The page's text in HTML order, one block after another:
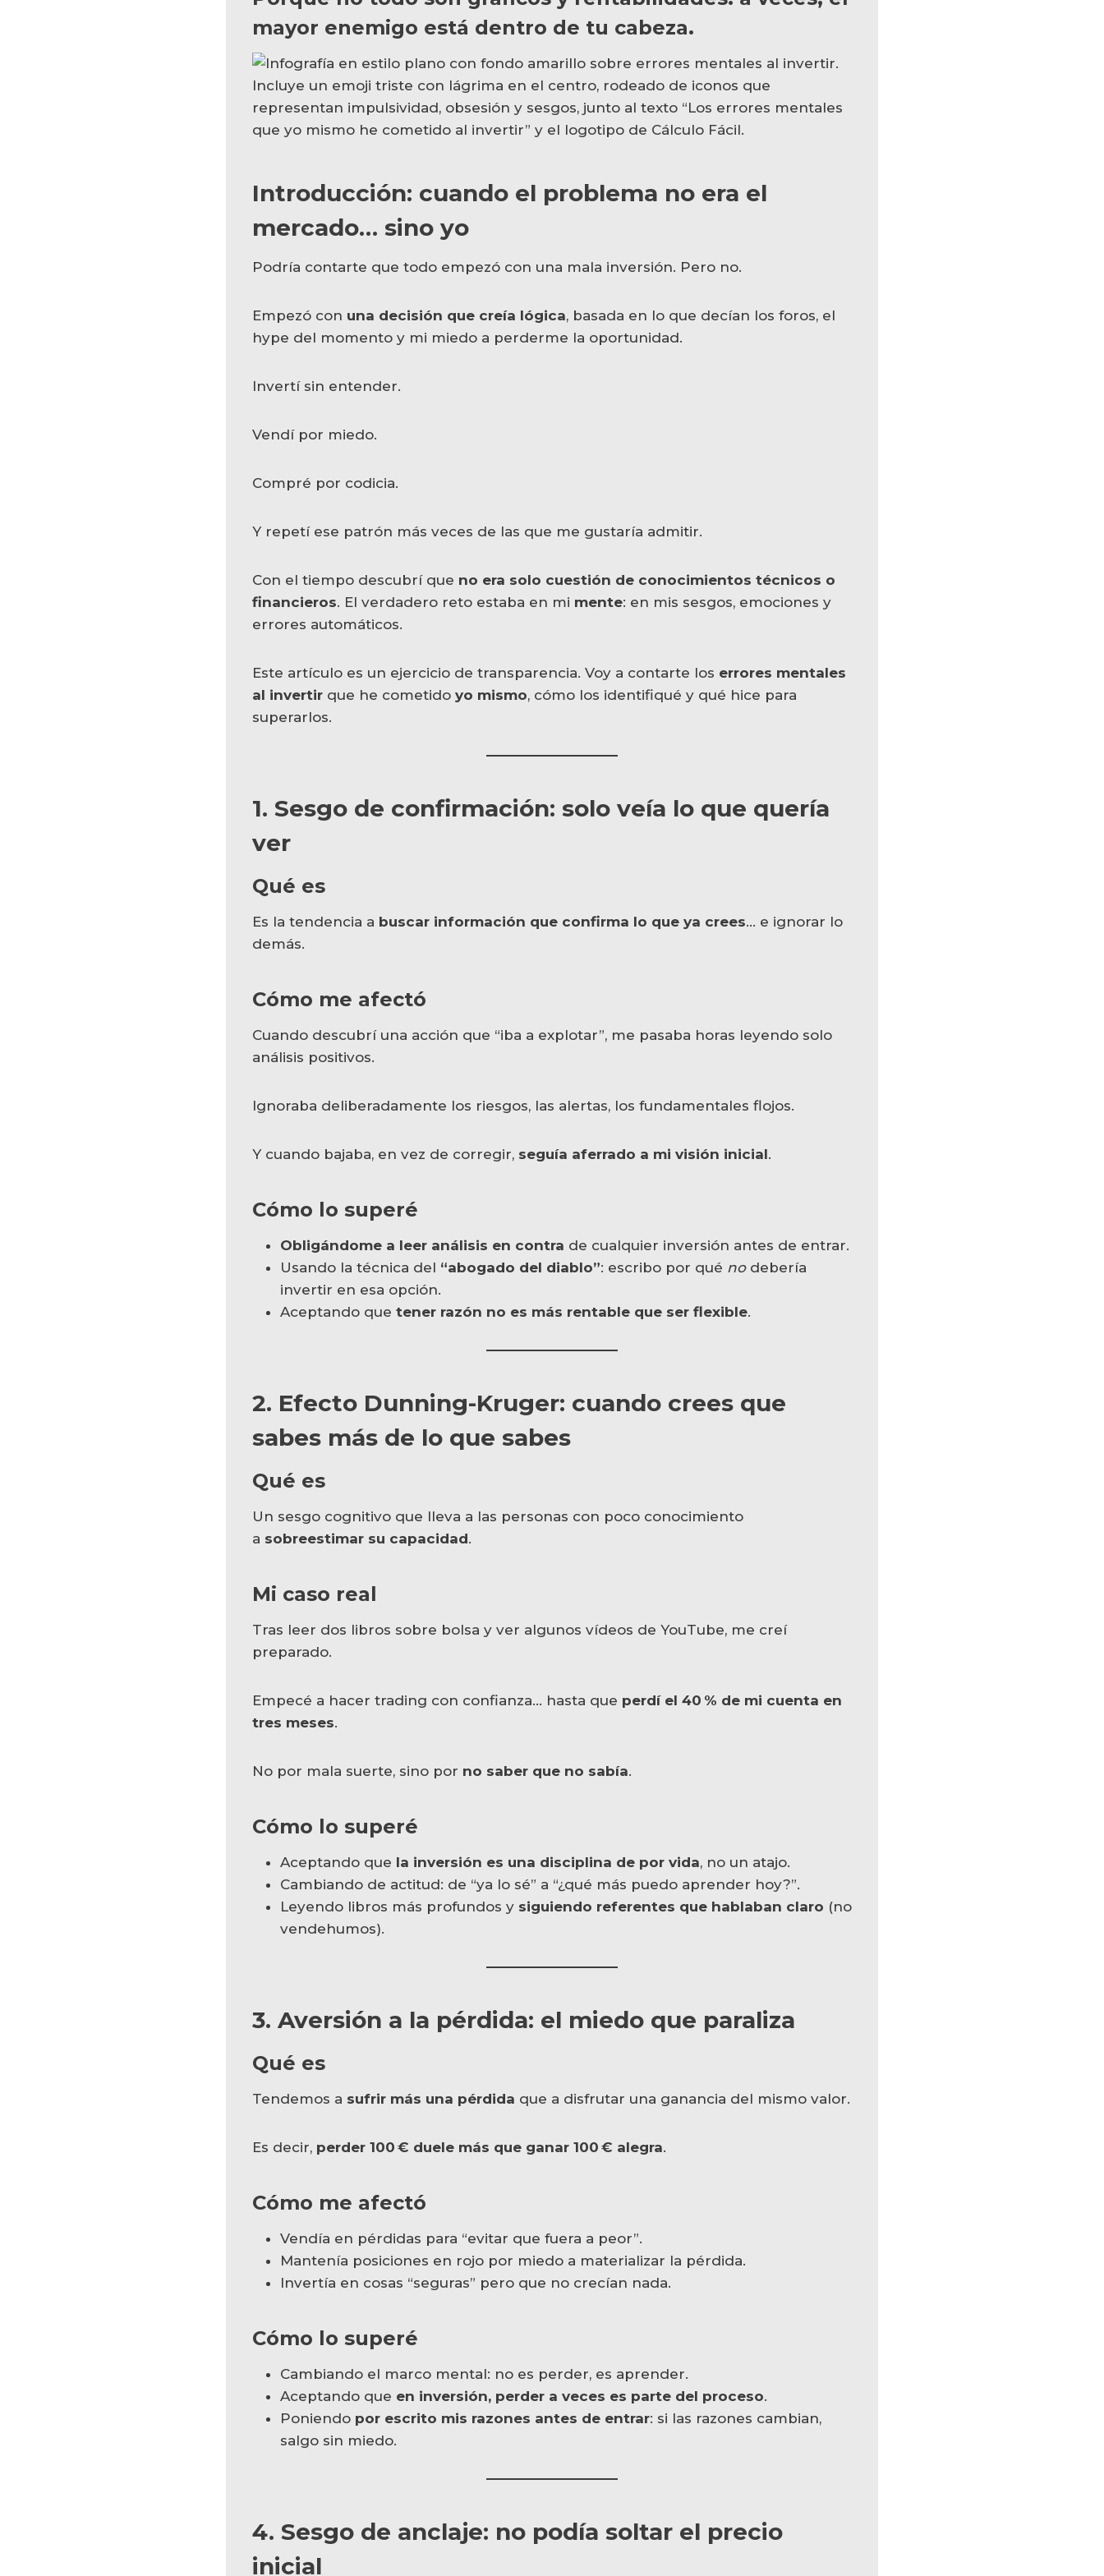
mayor enemigo está dentro de tu cabeza.
Introducción: cuando el problema no era el
mercado… sino yo
Podría contarte que todo empezó con una mala inversión. Pero no.
Empezó con una decisión que creía lógica, basada en lo que decían los foros, el
hype del momento y mi miedo a perderme la oportunidad.
Invertí sin entender.
Vendí por miedo.
Compré por codicia.
Y repetí ese patrón más veces de las que me gustaría admitir.
Con el tiempo descubrí que no era solo cuestión de conocimientos técnicos o
financieros. El verdadero reto estaba en mi mente: en mis sesgos, emociones y
errores automáticos.
Este artículo es un ejercicio de transparencia. Voy a contarte los errores mentales
al invertir que he cometido yo mismo, cómo los identifiqué y qué hice para
superarlos.
1. Sesgo de confirmación: solo veía lo que quería
ver
Qué es
Es la tendencia a buscar información que confirma lo que ya crees… e ignorar lo
demás.
Cómo me afectó
Cuando descubrí una acción que “iba a explotar”, me pasaba horas leyendo solo
análisis positivos.
Ignoraba deliberadamente los riesgos, las alertas, los fundamentales flojos.
Y cuando bajaba, en vez de corregir, seguía aferrado a mi visión inicial.
Cómo lo superé
Obligándome a leer análisis en contra de cualquier inversión antes de entrar.
Usando la técnica del “abogado del diablo”: escribo por qué nodebería
invertir en esa opción.
Aceptando que tener razón no es más rentable que ser flexible.
2. Efecto Dunning-Kruger: cuando crees que
sabes más de lo que sabes
Qué es
Un sesgo cognitivo que lleva a las personas con poco conocimiento
a sobreestimar su capacidad.
Mi caso real
Tras leer dos libros sobre bolsa y ver algunos vídeos de YouTube, me creí
preparado.
Empecé a hacer trading con confianza… hasta que perdí el 40 % de mi cuenta en
tres meses.
No por mala suerte, sino por no saber que no sabía.
Cómo lo superé
Aceptando que la inversión es una disciplina de por vida, no un atajo.
Cambiando de actitud: de “ya lo sé” a “¿qué más puedo aprender hoy?”.
Leyendo libros más profundos y siguiendo referentes que hablaban claro (no
vendehumos).
3. Aversión a la pérdida: el miedo que paraliza
Qué es
Tendemos a sufrir más una pérdida que a disfrutar una ganancia del mismo valor.
Es decir, perder 100 € duele más que ganar 100 € alegra.
Cómo me afectó
Vendía en pérdidas para “evitar que fuera a peor”.
Mantenía posiciones en rojo por miedo a materializar la pérdida.
Invertía en cosas “seguras” pero que no crecían nada.
Cómo lo superé
Cambiando el marco mental: no es perder, es aprender.
Aceptando que en inversión, perder a veces es parte del proceso.
Poniendo por escrito mis razones antes de entrar: si las razones cambian,
salgo sin miedo.
4. Sesgo de anclaje: no podía soltar el precio
inicial